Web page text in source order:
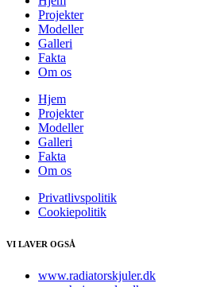
Projekter
Modeller
Galleri
Fakta
Om os
Hjem
Projekter
Modeller
Galleri
Fakta
Om os
Privatlivspolitik
Cookiepolitik
VI LAVER OGSÅ
www.radiatorskjuler.dk